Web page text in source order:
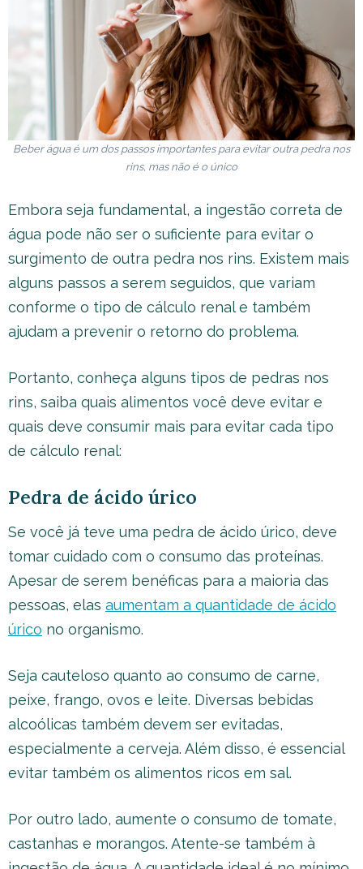
Beber água é um dos passos importantes para evitar outra pedra nos
rins, mas não é o único
Embora seja fundamental, a ingestão correta de
água pode não ser o suficiente para evitar o
surgimento de outra pedra nos rins. Existem mais
alguns passos a serem seguidos, que variam
conforme o tipo de cálculo renal e também
ajudam a prevenir o retorno do problema.
Portanto, conheça alguns tipos de pedras nos
rins, saiba quais alimentos você deve evitar e
quais deve consumir mais para evitar cada tipo
de cálculo renal:
Pedra de ácido úrico
Se você já teve uma pedra de ácido úrico, deve
tomar cuidado com o consumo das proteínas.
Apesar de serem benéficas para a maioria das
pessoas, elas aumentam a quantidade de ácido
úrico no organismo.
Seja cauteloso quanto ao consumo de carne,
peixe, frango, ovos e leite. Diversas bebidas
alcoólicas também devem ser evitadas,
especialmente a cerveja. Além disso, é essencial
evitar também os alimentos ricos em sal.
Por outro lado, aumente o consumo de tomate,
castanhas e morangos. Atente-se também à